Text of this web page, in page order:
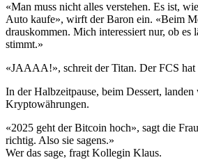
«Man muss nicht alles verstehen. Es ist,
Auto kaufe», wirft der Baron ein. «Beim
drauskommen. Mich interessiert nur, ob es
stimmt.»
«JAAAA!», schreit der Titan. Der FCS hat
In der Halbzeitpause, beim Dessert,
Kryptowährungen.
«2025 geht der Bitcoin hoch», sagt die
richtig. Also sie sagens.»
Wer das sage, fragt Kollegin Klaus.